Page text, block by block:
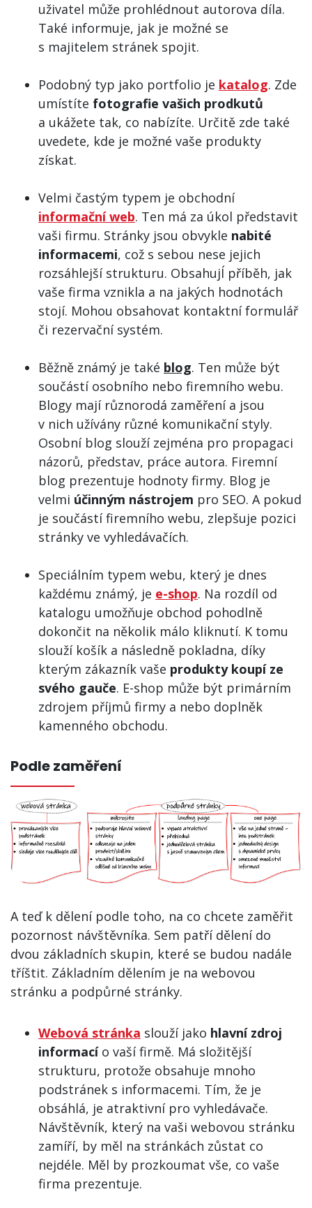
uživatel může prohlédnout autorova díla.
Také informuje, jak je možné se
s majitelem stránek spojit.
Podobný typ jako portfolio je katalog. Zde
umístíte fotografie vašich prodkutů
a ukážete tak, co nabízíte. Určitě zde také
uvedete, kde je možné vaše produkty
získat.
Velmi častým typem je obchodní
informační web. Ten má za úkol představit
vaši firmu. Stránky jsou obvykle nabité
informacemi, což s sebou nese jejich
rozsáhlejší strukturu. ObsahujÍ příběh, jak
vaše firma vznikla a na jakých hodnotách
stojí. Mohou obsahovat kontaktní formulář
či rezervační systém.
Běžně známý je také blog. Ten může být
součástí osobního nebo firemního webu.
Blogy mají různorodá zaměření a jsou
v nich užívány různé komunikační styly.
Osobní blog slouží zejména pro propagaci
názorů, představ, práce autora. Firemní
blog prezentuje hodnoty firmy. Blog je
velmi účinným nástrojem pro SEO. A pokud
je součástí firemního webu, zlepšuje pozici
stránky ve vyhledávačích.
Speciálním typem webu, který je dnes
každému známý, je e-shop. Na rozdíl od
katalogu umožňuje obchod pohodlně
dokončit na několik málo kliknutí. K tomu
slouží košík a následně pokladna, díky
kterým zákazník vaše produkty koupí ze
svého gauče. E-shop může být primárním
zdrojem příjmů firmy a nebo doplněk
kamenného obchodu.
Podle zaměření
A teď k dělení podle toho, na co chcete zaměřit
pozornost návštěvníka. Sem patří dělení do
dvou základních skupin, které se budou nadále
tříštit. Základním dělením je na webovou
stránku a podpůrné stránky.
Webová stránka slouží jako hlavní zdroj
informacío vaší firmě. Má složitější
strukturu, protože obsahuje mnoho
podstránek s informacemi. Tím, že je
obsáhlá, je atraktivní pro vyhledávače.
Návštěvník, který na vaši webovou stránku
zamíří, by měl na stránkách zůstat co
nejdéle. Měl by prozkoumat vše, co vaše
firma prezentuje.